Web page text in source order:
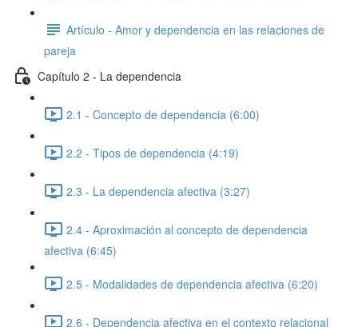
Artículo - Amor y dependencia en las relaciones de
pareja
Capítulo 2 - La dependencia
2.1 - Concepto de dependencia (6:00)
2.2 - Tipos de dependencia (4:19)
2.3 - La dependencia afectiva (3:27)
2.4 - Aproximación al concepto de dependencia
afectiva (6:45)
2.5 - Modalidades de dependencia afectiva (6:20)
2.6 - Dependencia afectiva en el contexto relacional